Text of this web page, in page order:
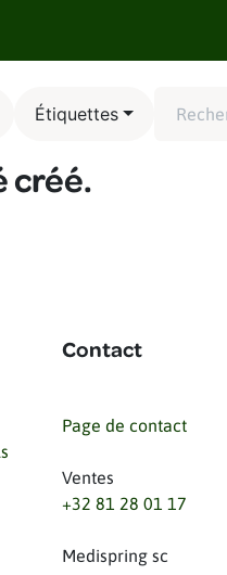
Étiquettes
créé.
Contact
Page de contact
Ventes
+32 81 28 01 17
Medispring sc